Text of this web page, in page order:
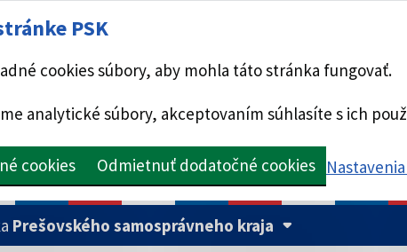
PSK
cookies súbory, aby mohla táto stránka fungovať.
analytické súbory, akceptovaním súhlasíte s ich
cookies Odmietnuť dodatočné cookies
Prešovského samosprávneho kraja